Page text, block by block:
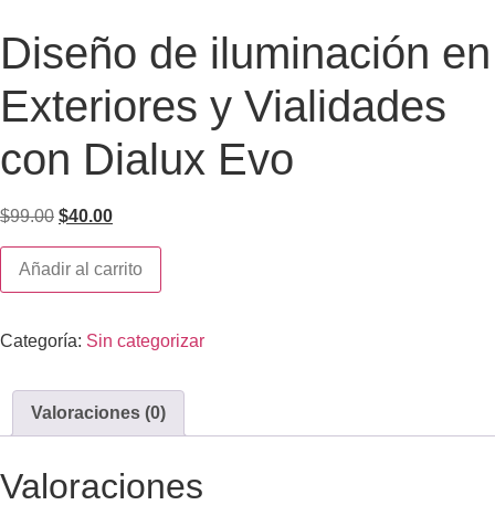
Diseño de iluminación en
Exteriores y Vialidades
con Dialux Evo
$99.00 $40.00
Añadir al carrito
Categoría: Sin categorizar
Valoraciones (0)
Valoraciones